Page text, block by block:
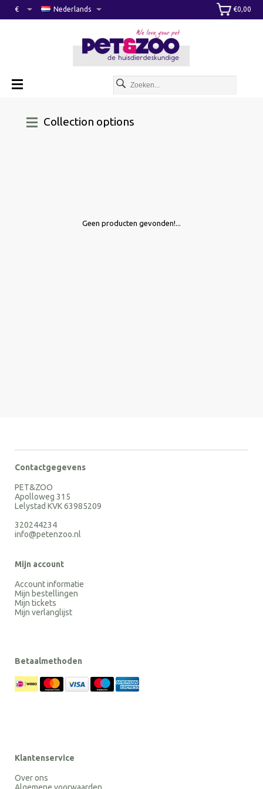
€0,00
Nederlands
€
Collection options
Geen producten gevonden!...
Contactgegevens
PET&ZOO
Apolloweg 315
Lelystad KVK 63985209
320244234
info@petenzoo.nl
Mijn account
Account informatie
Mijn bestellingen
Mijn tickets
Mijn verlanglijst
Betaalmethoden
Klantenservice
Over ons